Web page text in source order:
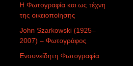
Η Φωτογραφία και ως τέχνη
της οικειοποίησης
John Szarkowski (1925–
2007) – Φωτογράφος
Ενσυνείδητη Φωτογραφία